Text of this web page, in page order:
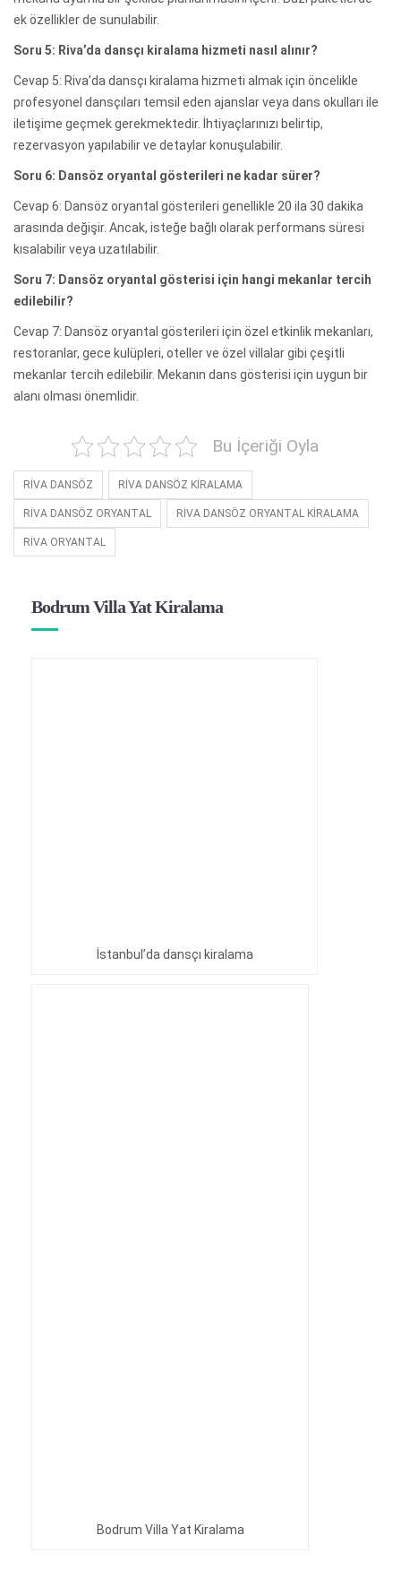
ek özellikler de sunulabilir.
Soru 5: Riva’da dansçı kiralama hizmeti nasıl alınır?
Cevap 5: Riva’da dansçı kiralama hizmeti almak için öncelikle
profesyonel dansçıları temsil eden ajanslar veya dans okulları ile
iletişime geçmek gerekmektedir. İhtiyaçlarınızı belirtip,
rezervasyon yapılabilir ve detaylar konuşulabilir.
Soru 6: Dansöz oryantal gösterileri ne kadar sürer?
Cevap 6: Dansöz oryantal gösterileri genellikle 20 ila 30 dakika
arasında değişir. Ancak, isteğe bağlı olarak performans süresi
kısalabilir veya uzatılabilir.
Soru 7: Dansöz oryantal gösterisi için hangi mekanlar tercih
edilebilir?
Cevap 7: Dansöz oryantal gösterileri için özel etkinlik mekanları,
restoranlar, gece kulüpleri, oteller ve özel villalar gibi çeşitli
mekanlar tercih edilebilir. Mekanın dans gösterisi için uygun bir
alanı olması önemlidir.
Bu İçeriği Oyla
RİVA DANSÖZ RİVA DANSÖZ KİRALAMA
RİVA DANSÖZ ORYANTAL RİVA DANSÖZ ORYANTAL KİRALAMA
RİVA ORYANTAL
Bodrum Villa Yat Kiralama
İstanbul’da dansçı kiralama
Bodrum Villa Yat Kiralama